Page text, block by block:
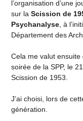
l’organisation d’une
sur la Scission de
Psychanalyse, à
Département des
Cela me valut ensuite
soirée de la SPP, le
Scission de 1953.
J’ai choisi, lors de
génération.